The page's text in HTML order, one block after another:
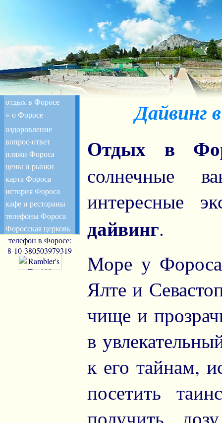
Дайвинг
Отдых в
солнечные
интересные
дайвинг.
Море у
Ялте и
чище и
в
к его тайнам,
посетить
отдых в Форосе
» о Форосе
оздоровление
вопрос-ответ
пляжи Фороса
цены и рынки
карта Фороса
история Фороса
кафе и рестораны
телефоны Фороса
Форосская церковь
телефон в Форосе:
8-10-380503979319